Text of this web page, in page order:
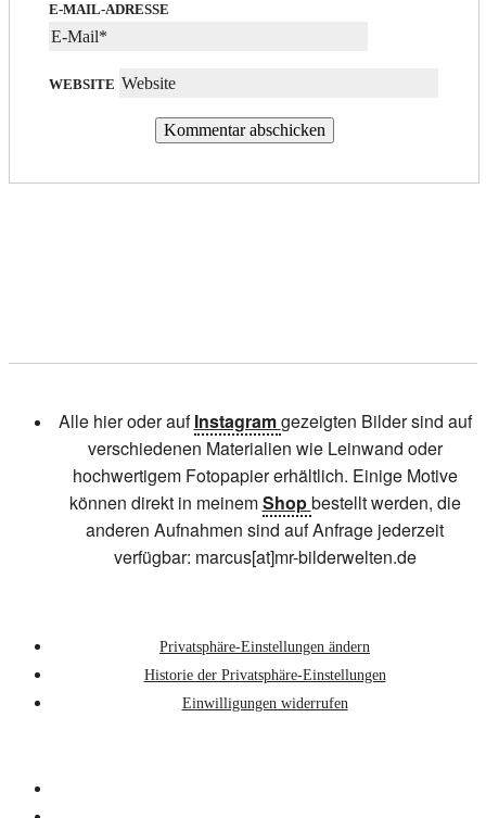
E-MAIL-ADRESSE
WEBSITE
Alle hier oder aufInstagramgezeigten Bilder sind auf
verschiedenen Materialien wie Leinwand oder
hochwertigem Fotopapier erhältlich. Einige Motive
können direkt in meinemShopbestellt werden, die
anderen Aufnahmen sind auf Anfrage jederzeit
verfügbar: marcus[at]mr-bilderwelten.de
Privatsphäre-Einstellungen ändern
Historie der Privatsphäre-Einstellungen
Einwilligungen widerrufen